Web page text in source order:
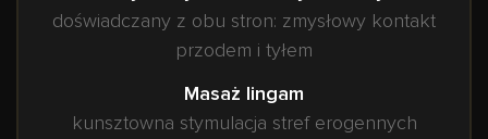
doświadczany z obu stron: zmysłowy kontakt
przodem i tyłem
Masaż lingam
kunsztowna stymulacja stref erogennych